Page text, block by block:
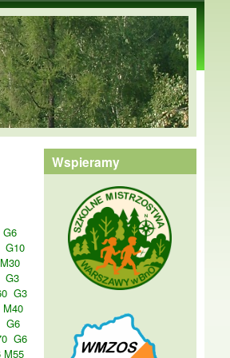
G6
G10
G3
G3
M40
G6
G6
M55
Wspieramy